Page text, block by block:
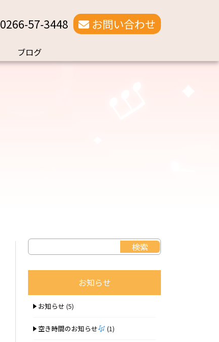
0266-57-3448 お問い合わせ
ブログ
お知らせ
お知らせ (5)
空き時間のお知らせ (1)